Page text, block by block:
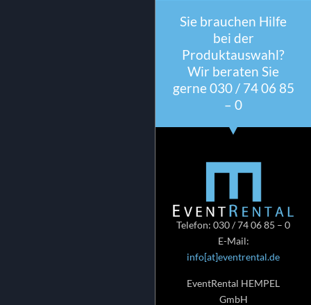
Sie brauchen Hilfe
bei der
Produktauswahl?
Wir beraten Sie
gerne 030 / 74 06 85
– 0
Telefon: 030 / 74 06 85 – 0
E-Mail:
info[at]eventrental.de
EventRental HEMPEL
GmbH